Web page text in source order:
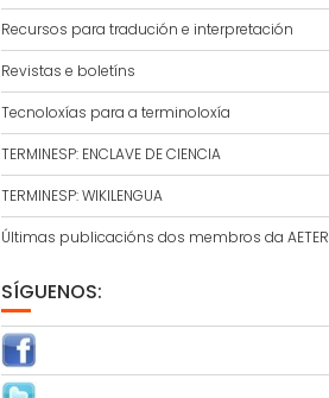
Recursos para tradución e interpretación
Revistas e boletíns
Tecnoloxías para a terminoloxía
TERMINESP: ENCLAVE DE CIENCIA
TERMINESP: WIKILENGUA
Últimas publicacións dos membros da AETER
SÍGUENOS: